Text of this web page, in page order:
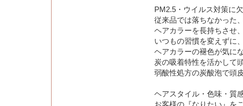
PM2.5・ウイルス対策に
従来品では落ちなかった
ヘアカラーを長持ちさせ
いつもの習慣を変えずに
ヘアカラーの褪色が気に
炭の吸着特性を活かして
弱酸性処方の炭酸泡で頭
ヘアスタイル・色味・質
お客様の『なりたい』を